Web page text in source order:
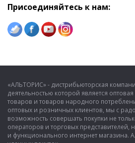
Присоединяйтесь к нам:
«АЛЬТОРИС» - дистрибьюторская
деятельностью которой является
товаров и товаров народного
оптовых и розничных клиентов, мы с
возможность совершать покупки не
операторов и торговых
и функционального интернет магазина.